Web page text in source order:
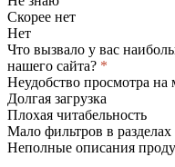
Скорее нет
Нет
Что вызвало у вас
нашего сайта? *
Неудобство просмотра на
Долгая загрузка
Плохая читабельность
Мало фильтров в разделах
Неполные описания